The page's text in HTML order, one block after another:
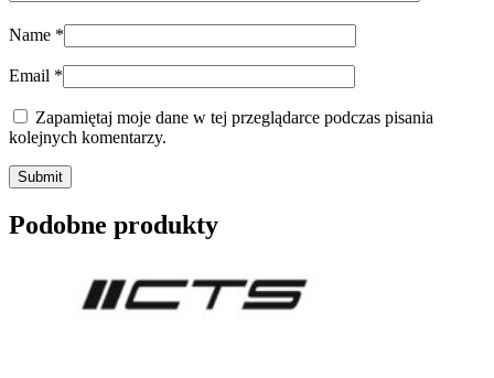
Name *
Email *
Zapamiętaj moje dane w tej przeglądarce podczas pisania
kolejnych komentarzy.
Submit
Podobne produkty